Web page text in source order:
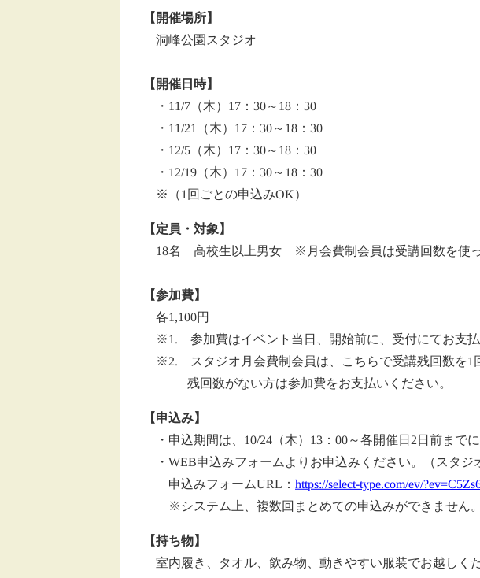
【開催場所】
洞峰公園スタジオ
【開催日時】
・11/7（木）17：30～18：30
・11/21（木）17：30～18：30
・12/5（木）17：30～18：30
・12/19（木）17：30～18：30
※（1回ごとの申込みOK）
【定員・対象】
18名 高校生以上男女 ※月会費制会員は受講回数を使っ
【参加費】
各1,100円
※1. 参加費はイベント当日、開始前に、受付にてお支
※2. スタジオ月会費制会員は、こちらで受講残回数を1
残回数がない方は参加費をお支払いください。
【申込み】
・申込期間は、10/24（木）13：00～各開催日2日前まで
・WEB申込みフォームよりお申込みください。（スタジ
申込みフォームURL： https://select-type.com/ev/
※システム上、複数回まとめての申込みができません。
【持ち物】
室内履き、タオル、飲み物、動きやすい服装でお越しく